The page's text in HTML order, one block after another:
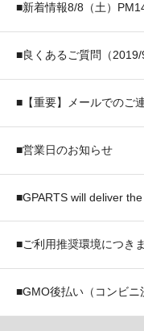
■新着情報8/8（土）
■良くあるご質問（2019/
■【重要】メールでのご
■営業日のお知らせ
■GPARTS will deliver
■ご利用推奨環境につき
■GMO後払い（コンビニ